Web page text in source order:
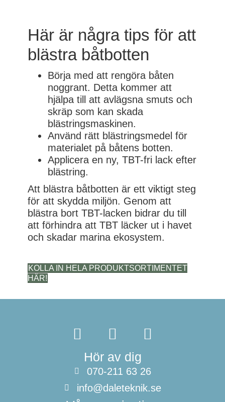
Här är några tips för att
blästra båtbotten
Börja med att rengöra båten
noggrant. Detta kommer att
hjälpa till att avlägsna smuts och
skräp som kan skada
blästringsmaskinen.
Använd rätt blästringsmedel för
materialet på båtens botten.
Applicera en ny, TBT-fri lack efter
blästring.
Att blästra båtbotten är ett viktigt steg
för att skydda miljön. Genom att
blästra bort TBT-lacken bidrar du till
att förhindra att TBT läcker ut i havet
och skadar marina ekosystem.
KOLLA IN HELA PRODUKTSORTIMENTET
HÄR!
Hör av dig
070-211 63 26
info@daleteknik.se